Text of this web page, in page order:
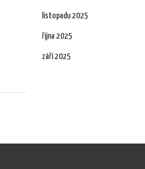
listopadu 2025
října 2025
září 2025